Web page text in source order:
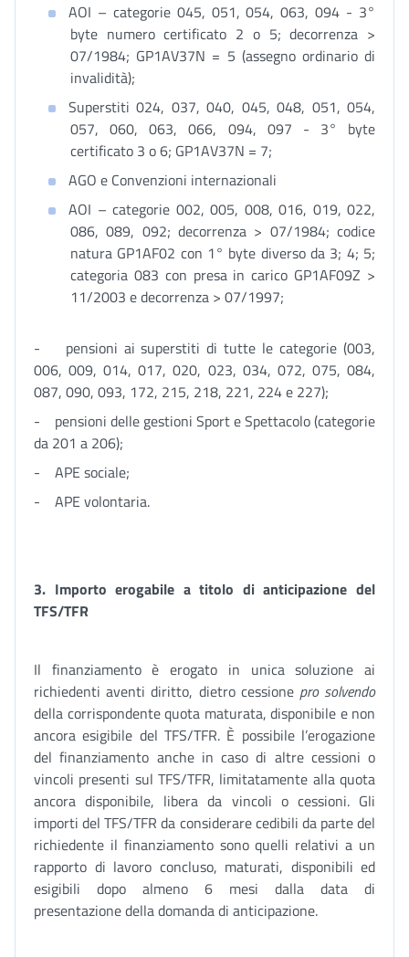
AOI – categorie 045, 051, 054, 063, 094 - 3°
byte numero certificato 2 o 5; decorrenza >
07/1984; GP1AV37N = 5 (assegno ordinario di
invalidità);
Superstiti 024, 037, 040, 045, 048, 051, 054,
057, 060, 063, 066, 094, 097 - 3° byte
certificato 3 o 6; GP1AV37N = 7;
AGO e Convenzioni internazionali
AOI – categorie 002, 005, 008, 016, 019, 022,
086, 089, 092; decorrenza > 07/1984; codice
natura GP1AF02 con 1° byte diverso da 3; 4; 5;
categoria 083 con presa in carico GP1AF09Z >
11/2003 e decorrenza > 07/1997;
- pensioni ai superstiti di tutte le categorie (003,
006, 009, 014, 017, 020, 023, 034, 072, 075, 084,
087, 090, 093, 172, 215, 218, 221, 224 e 227);
- pensioni delle gestioni Sport e Spettacolo (categorie
da 201 a 206);
- APE sociale;
- APE volontaria.
3. Importo erogabile a titolo di anticipazione del
TFS/TFR
Il finanziamento è erogato in unica soluzione ai
richiedenti aventi diritto, dietro cessione pro solvendo
della corrispondente quota maturata, disponibile e non
ancora esigibile del TFS/TFR. È possibile l’erogazione
del finanziamento anche in caso di altre cessioni o
vincoli presenti sul TFS/TFR, limitatamente alla quota
ancora disponibile, libera da vincoli o cessioni. Gli
importi del TFS/TFR da considerare cedibili da parte del
richiedente il finanziamento sono quelli relativi a un
rapporto di lavoro concluso, maturati, disponibili ed
esigibili dopo almeno 6 mesi dalla data di
presentazione della domanda di anticipazione.